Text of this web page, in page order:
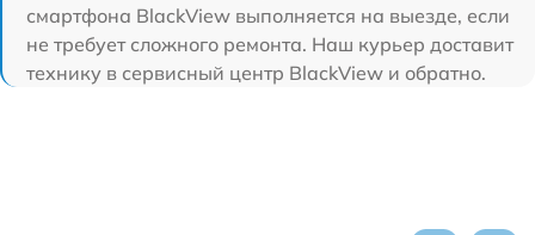
смартфона BlackView выполняется на выезде, если
не требует сложного ремонта. Наш курьер доставит
технику в сервисный центр BlackView и обратно.